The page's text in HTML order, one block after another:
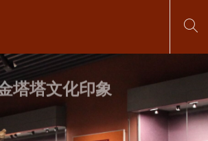
金塔塔文化印象